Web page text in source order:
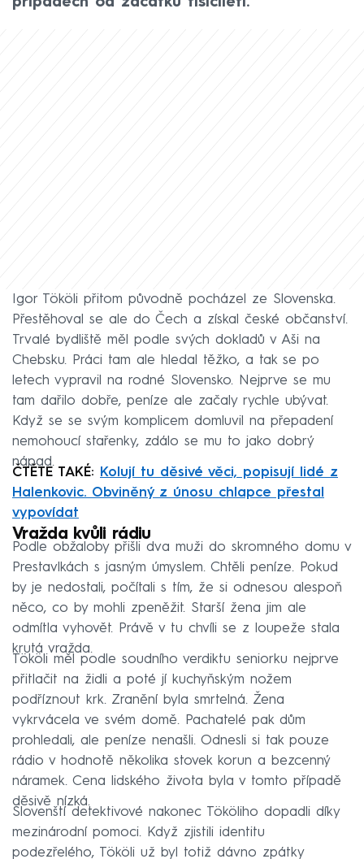
Igor Tököli přitom původně pocházel ze Slovenska.
Přestěhoval se ale do Čech a získal české občanství.
Trvalé bydliště měl podle svých dokladů v Aši na
Chebsku. Práci tam ale hledal těžko, a tak se po
letech vypravil na rodné Slovensko. Nejprve se mu
tam dařilo dobře, peníze ale začaly rychle ubývat.
Když se se svým komplicem domluvil na přepadení
nemohoucí stařenky, zdálo se mu to jako dobrý
nápad.
ČTĚTE TAKÉ:
Kolují tu děsivé věci, popisují lidé z
Halenkovic. Obviněný z únosu chlapce přestal
vypovídat
Vražda kvůli rádiu
Podle obžaloby přišli dva muži do skromného domu v
Prestavlkách s jasným úmyslem. Chtěli peníze. Pokud
by je nedostali, počítali s tím, že si odnesou alespoň
něco, co by mohli zpeněžit. Starší žena jim ale
odmítla vyhovět. Právě v tu chvíli se z loupeže stala
krutá vražda.
Tököli měl podle soudního verdiktu seniorku nejprve
přitlačit na židli a poté jí kuchyňským nožem
podříznout krk. Zranění byla smrtelná. Žena
vykrvácela ve svém domě. Pachatelé pak dům
prohledali, ale peníze nenašli. Odnesli si tak pouze
rádio v hodnotě několika stovek korun a bezcenný
náramek. Cena lidského života byla v tomto případě
děsivě nízká.
Slovenští detektivové nakonec Tököliho dopadli díky
mezinárodní pomoci. Když zjistili identitu
podezřelého, Tököli už byl totiž dávno zpátky